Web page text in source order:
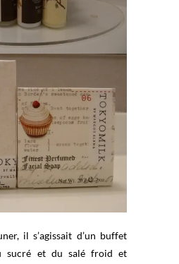
il s’agissait d’un buffet
sucré et du salé froid et